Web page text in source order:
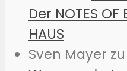
Der NOTES
HAUS
Sven Mayer zu